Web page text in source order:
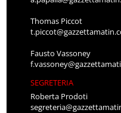
Thomas Piccot
Fausto Vassoney
SEGRETERIA
Roberta Prodoti